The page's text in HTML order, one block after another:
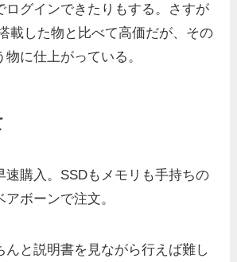
ログインできたりもする。さすが
載した物と比べて高価だが、その
に仕上がっている。
速購入。SSDもメモリも手持ちの
ボーンで注文。
んと説明書を見ながら行えば難し